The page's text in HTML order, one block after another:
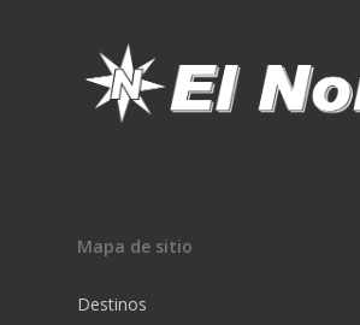
Mapa de sitio
Destinos